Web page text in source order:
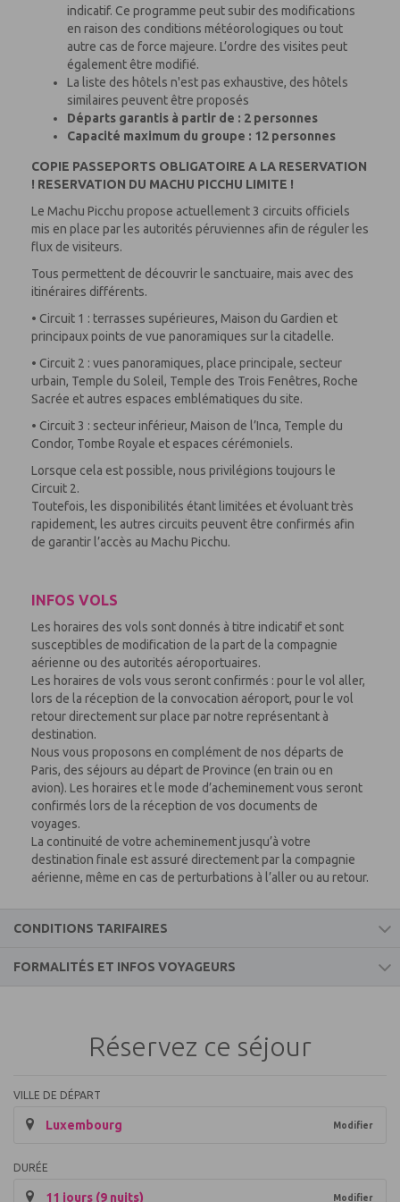
indicatif. Ce programme peut subir des modifications
en raison des conditions météorologiques ou tout
autre cas de force majeure. L’ordre des visites peut
également être modifié.
La liste des hôtels n'est pas exhaustive, des hôtels
similaires peuvent être proposés
Départs garantis à partir de : 2 personnes
Capacité maximum du groupe : 12 personnes
COPIE PASSEPORTS OBLIGATOIRE A LA RESERVATION
! RESERVATION DU MACHU PICCHU LIMITE !
Le Machu Picchu propose actuellement 3 circuits officiels
mis en place par les autorités péruviennes afin de réguler les
flux de visiteurs.
Tous permettent de découvrir le sanctuaire, mais avec des
itinéraires différents.
• Circuit 1 : terrasses supérieures, Maison du Gardien et
principaux points de vue panoramiques sur la citadelle.
• Circuit 2 : vues panoramiques, place principale, secteur
urbain, Temple du Soleil, Temple des Trois Fenêtres, Roche
Sacrée et autres espaces emblématiques du site.
• Circuit 3 : secteur inférieur, Maison de l’Inca, Temple du
Condor, Tombe Royale et espaces cérémoniels.
Lorsque cela est possible, nous privilégions toujours le
Circuit 2.
Toutefois, les disponibilités étant limitées et évoluant très
rapidement, les autres circuits peuvent être confirmés afin
de garantir l’accès au Machu Picchu.
INFOS VOLS
Les horaires des vols sont donnés à titre indicatif et sont
susceptibles de modification de la part de la compagnie
aérienne ou des autorités aéroportuaires.
Les horaires de vols vous seront confirmés : pour le vol aller,
lors de la réception de la convocation aéroport, pour le vol
retour directement sur place par notre représentant à
destination.
Nous vous proposons en complément de nos départs de
Paris, des séjours au départ de Province (en train ou en
avion). Les horaires et le mode d’acheminement vous seront
confirmés lors de la réception de vos documents de
voyages.
La continuité de votre acheminement jusqu’à votre
destination finale est assuré directement par la compagnie
aérienne, même en cas de perturbations à l’aller ou au retour.
CONDITIONS TARIFAIRES
9 nuits d’hôtel (déjeuner compris) dans les
établissements ci-dessous mentionnés ou
Tous les transferts terrestres mentionnés dans nos
par l’ensemble des membres du groupe) sauf la
Vallée Sacrée en 2ème classe
FORMALITÉS ET INFOS VOYAGEURS
Formalités pour les ressortissants français :
Passeport en cours de validité, pour un séjour de moins de 3
Le visa est payant et s’obtient à l’entrée sur le territoire.
Réservez ce séjour
VILLE DE DÉPART
Luxembourg Modifier
DURÉE
11 jours (9 nuits) Modifier